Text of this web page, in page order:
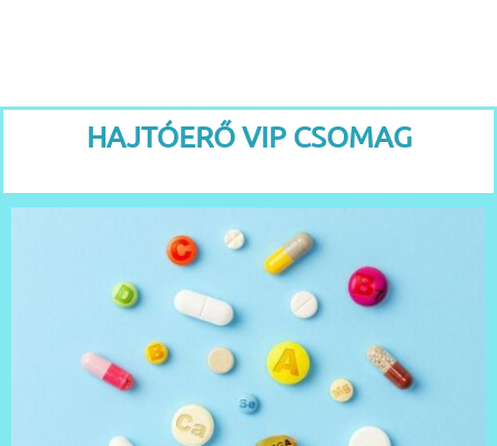
HAJTÓERŐ VIP CSOMAG